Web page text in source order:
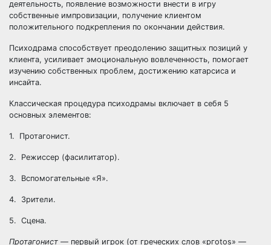
деятельность, появление возможности внести в игру
собственные импровизации, получение клиентом
положительного подкрепления по окончании действия.
Психодрама способствует преодолению защитных позиций у
клиента, усиливает эмоциональную вовлеченность, помогает
изучению собственных проблем, достижению катарсиса и
инсайта.
Классическая процедура психодрамы включает в себя 5
основных элементов:
1. Протагонист.
2. Режиссер (фасилитатор).
3. Вспомогательные «Я».
4. Зрители.
5. Сцена.
Протагонист — первый игрок (от греческих слов «ргоtos» —